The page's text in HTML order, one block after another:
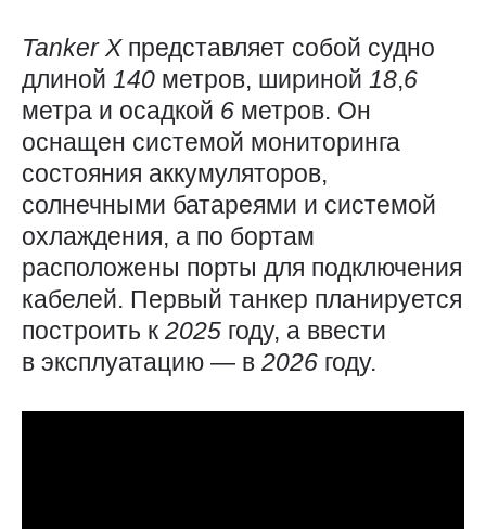
TankerX представляет собой судно
длиной 140 метров, шириной 18,6
метра и осадкой 6 метров. Он
оснащен системой мониторинга
состояния аккумуляторов,
солнечными батареями и системой
охлаждения, а по бортам
расположены порты для подключения
кабелей. Первый танкер планируется
построить к 2025 году, а ввести
в эксплуатацию — в 2026 году.